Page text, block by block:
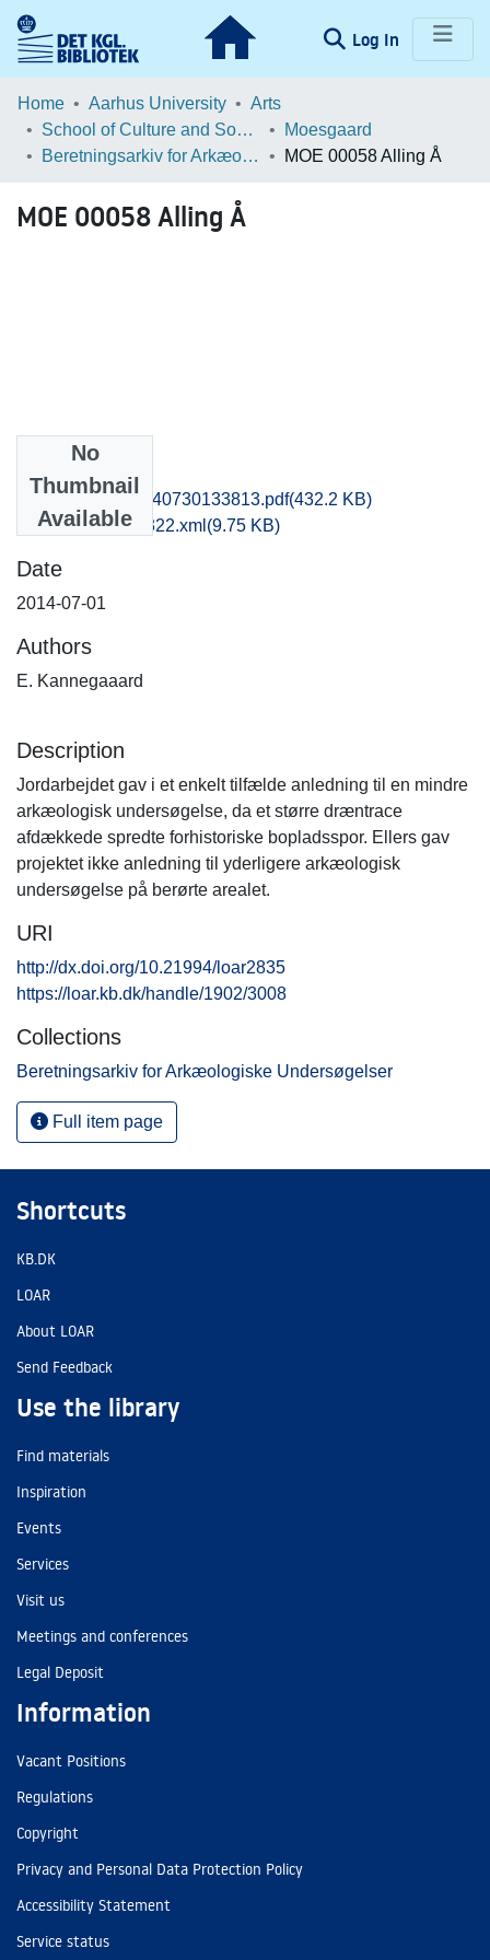
Log In (current)
Communities & Collections
Home Aarhus University
Arts
School of Culture and Society
Moesgaard
Beretningsarkiv for Arkæologiske Undersøgelser
MOE 00058 Alling Å
MOE 00058 Alling Å
No
Thumbnail
Available
moe1eska_20140730133813.pdf(432.2 KB)
recordxml_item_322.xml (9.75 KB)
Date
2014-07-01
Authors
E. Kannegaaard
Description
Jordarbejdet gav i et enkelt tilfælde anledning til en mindre
arkæologisk undersøgelse, da et større dræntrace
afdækkede spredte forhistoriske bopladsspor. Ellers gav
projektet ikke anledning til yderligere arkæologisk
undersøgelse på berørte arealet.
URI
http://dx.doi.org/10.21994/loar2835
https://loar.kb.dk/handle/1902/3008
Collections
Beretningsarkiv for Arkæologiske Undersøgelser
Full item page
Shortcuts
KB.DK
LOAR
About LOAR
Send Feedback
Use the library
Find materials
Inspiration
Events
Services
Visit us
Meetings and conferences
Legal Deposit
Information
Vacant Positions
Regulations
Copyright
Privacy and Personal Data Protection Policy
Accessibility Statement
Service status